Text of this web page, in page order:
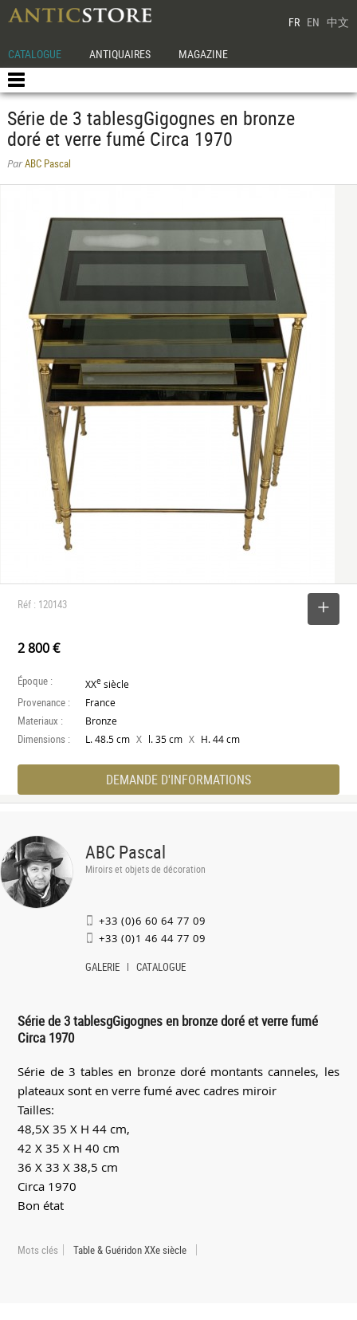
FR EN 中文
CATALOGUE ANTIQUAIRES MAGAZINE
Série de 3 tablesgGigognes en bronze
doré et verre fumé Circa 1970
ParABC Pascal
Réf : 120143
2 800 €
Époque : XXe siècle
Provenance : France
Materiaux : Bronze
Dimensions : L. 48.5 cm X l. 35 cm X H. 44 cm
DEMANDE D'INFORMATIONS
ABC Pascal
Miroirs et objets de décoration
+33 (0)6 60 64 77 09
+33 (0)1 46 44 77 09
GALERIE CATALOGUE
Série de 3 tablesgGigognes en bronze doré et verre fumé
Circa 1970
Série de 3 tables en bronze doré montants canneles, les
plateaux sont en verre fumé avec cadres miroir
Tailles:
48,5X 35 X H 44 cm,
42 X 35 X H 40 cm
36 X 33 X 38,5 cm
Circa 1970
Bon état
Mots clés Table & Guéridon XXe siècle